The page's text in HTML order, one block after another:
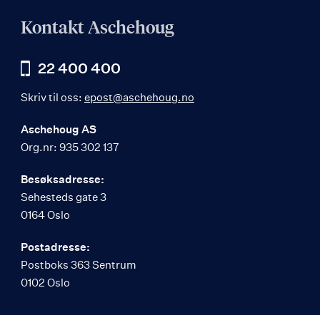
Kontakt Aschehoug
22 400 400
Skriv til oss: epost@aschehoug.no
Aschehoug AS
Org.nr: 935 302 137
Besøksadresse:
Sehesteds gate 3
0164 Oslo
Postadresse:
Postboks 363 Sentrum
0102 Oslo